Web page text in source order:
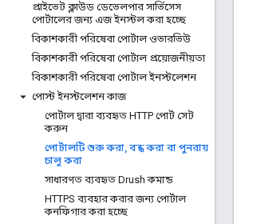
প্রাইভেট ক্লাউড ডেভেলপার সার্ভিসেস
পোর্টালের জন্য এজ ইনস্টল করা হচ্ছে
বিকাশকারী পরিষেবা পোর্টাল ওভারভিউ
বিকাশকারী পরিষেবা পোর্টাল প্রয়োজনীয়তা
বিকাশকারী পরিষেবা পোর্টাল ইনস্টলেশন
পোস্ট ইনস্টলেশন কাজ
পোর্টাল দ্বারা ব্যবহৃত HTTP পোর্ট সেট
করুন
পোর্টালটি শুরু করা, বন্ধ করা বা পুনরায়
চালু করা
সাধারণত ব্যবহৃত Drush কমান্ড
HTTPS ব্যবহার করার জন্য পোর্টাল
কনফিগার করা হচ্ছে